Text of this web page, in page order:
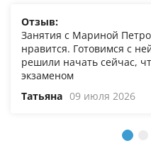
Отзыв:
Занятия с Мариной
нравится. Готовимся с
решили начать сейчас,
экзаменом
Татьяна 09 июля 2026